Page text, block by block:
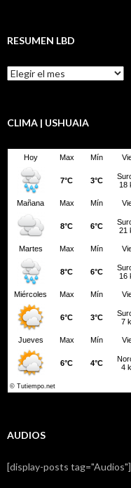
RESUMEN LBD
Resumen
LBD
CLIMA | USHUAIA
AUDIOS
[display-posts tag="Audios"]